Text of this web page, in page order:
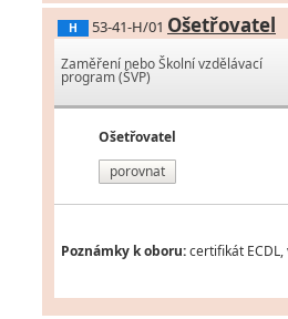
H 53-41-H/01 Ošetřovatel
Zaměření nebo Školní vzdělávací
program (ŠVP)
Ošetřovatel
porovnat
Poznámky k oboru:certifikát